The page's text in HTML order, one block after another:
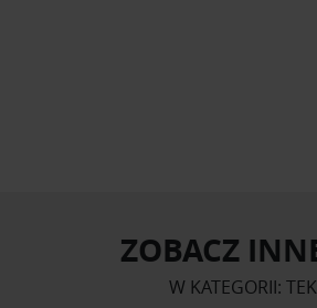
ZOBACZ
W KATEGORII: